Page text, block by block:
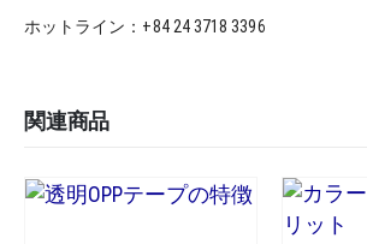
ホットライン：+84 24 3718 3396
関連商品